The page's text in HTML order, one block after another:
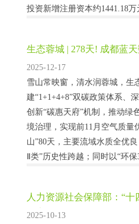
投资新增注册资本约1441.18
生态蓉城 | 278天! 成都蓝
2025-12-17
雪山常映窗，清水润蓉城，生
建“1+1+4+8”双碳政策体系、
创新“碳惠天府”机制，推动绿
境治理，实现前11月空气质量
山”80天，主要流域水质全优
Ⅱ类”历史性跨越；同时以“环
人力资源社会保障部：“
稳定
2025-10-13